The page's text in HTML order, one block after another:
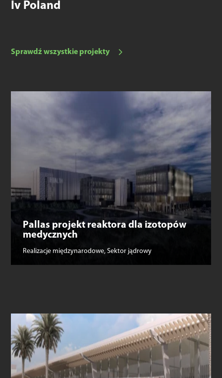
Iv Poland
Sprawdź wszystkie projekty
Pallas projekt reaktora dla izotopów
medycznych
Realizacje międzynarodowe,Sektor jądrowy